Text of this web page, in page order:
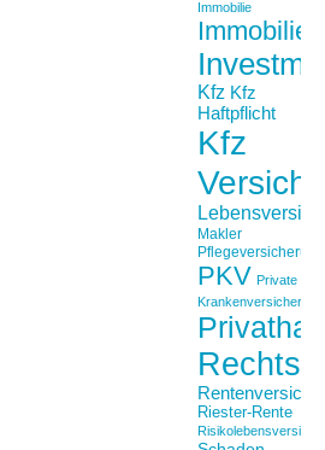
Immobilie
Kfz Kfz
Haftpflicht
Kfz
Makler
Pflegeversicherung
PKV Private
Krankenversicherung
Riester-Rente